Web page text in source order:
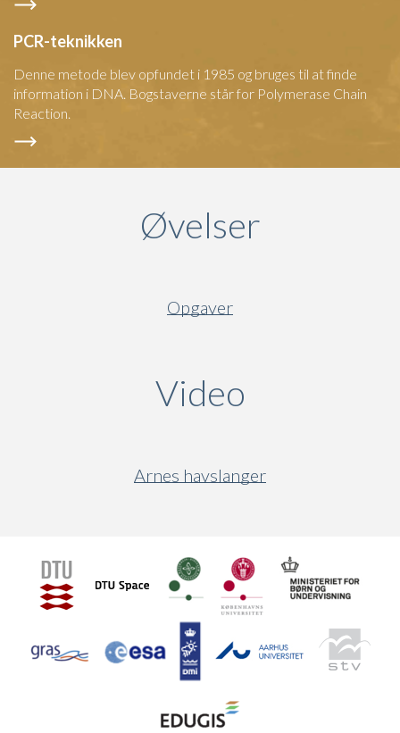
PCR-teknikken
Denne metode blev opfundet i 1985 og bruges til at finde
information i DNA. Bogstaverne står for Polymerase Chain
Reaction.
Øvelser
Opgaver
Video
Arnes havslanger